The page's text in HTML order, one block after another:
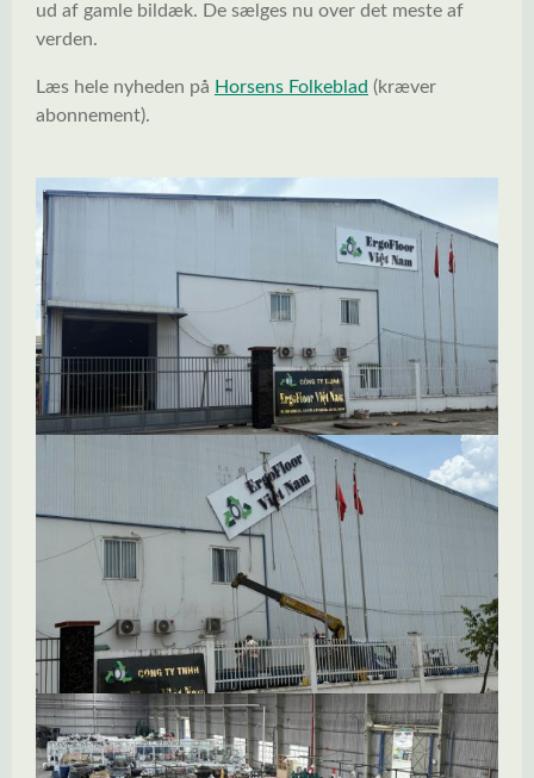
ud af gamle bildæk. De sælges nu over det meste af
verden.
Læs hele nyheden på Horsens Folkeblad (kræver
abonnement).